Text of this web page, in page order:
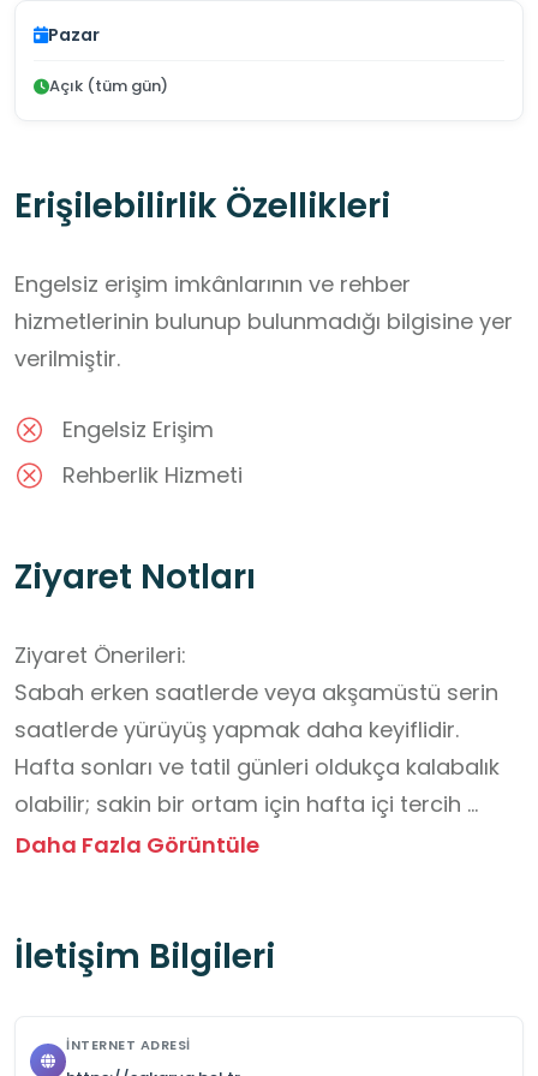
Pazar
Açık (tüm gün)
Erişilebilirlik Özellikleri
Engelsiz erişim imkânlarının ve rehber
hizmetlerinin bulunup bulunmadığı bilgisine yer
verilmiştir.
Engelsiz Erişim
Rehberlik Hizmeti
Ziyaret Notları
Ziyaret Önerileri:
Sabah erken saatlerde veya akşamüstü serin
saatlerde yürüyüş yapmak daha keyiflidir.
Hafta sonları ve tatil günleri oldukça kalabalık
olabilir; sakin bir ortam için hafta içi tercih
edilebilir.
mevcuttur.
Toplu taşıma ile kolay ulaşım sağlanabilir.
Daha Fazla Görüntüle
İletişim Bilgileri
İNTERNET ADRESI